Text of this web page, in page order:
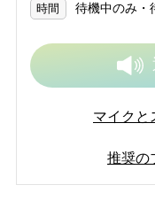
時間 待機中のみ・
マイクと
推奨の